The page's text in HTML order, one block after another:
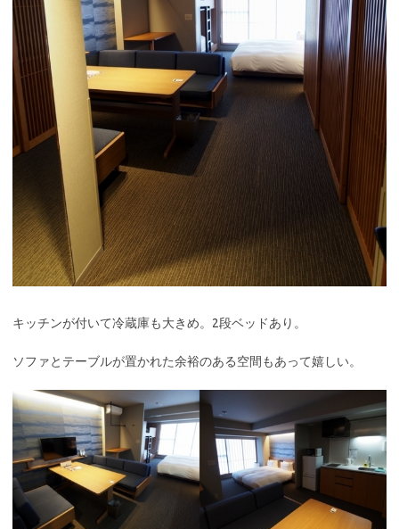
キッチンが付いて冷蔵庫も大きめ。2段ベッドあり。
ソファとテーブルが置かれた余裕のある空間もあって嬉しい。